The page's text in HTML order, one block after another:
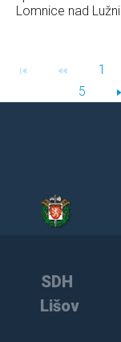
Lomnice nad
1
5
SDH
Lišov